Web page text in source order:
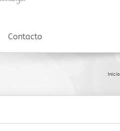
Contacto
Inicio